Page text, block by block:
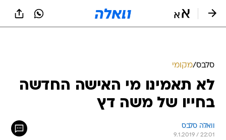
סלבס/מקומי
לא תאמינו מי האישה החדשה
בחייו של משה דץ
וואלה סלבס
9.1.2019 / 22:01